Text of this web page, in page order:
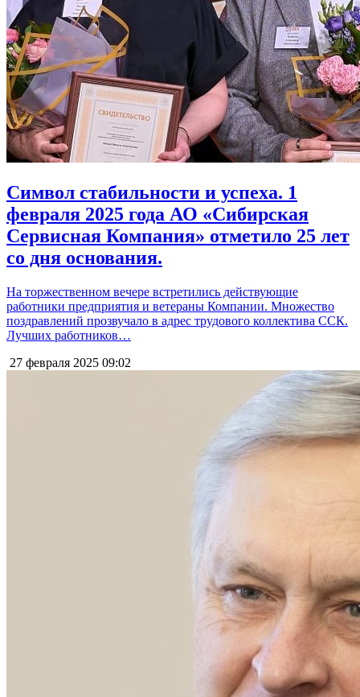
Символ стабильности и успеха. 1
февраля 2025 года АО «Сибирская
Сервисная Компания» отметило 25 лет
со дня основания.
На торжественном вечере встретились действующие
работники предприятия и ветераны Компании. Множество
поздравлений прозвучало в адрес трудового коллектива ССК.
Лучших работников…
27 февраля 2025 09:02